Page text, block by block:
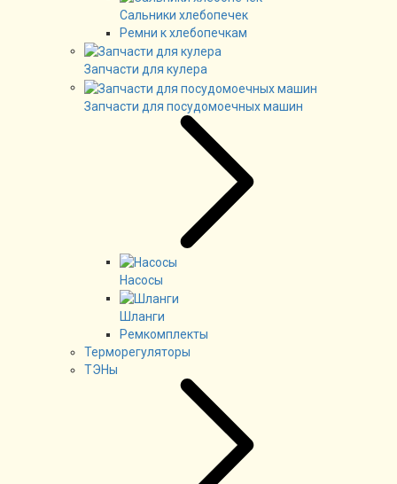
Сальники хлебопечек
Ремни к хлебопечкам
Запчасти для кулера
Запчасти для посудомоечных машин
Насосы
Шланги
Ремкомплекты
Терморегуляторы
ТЭНы